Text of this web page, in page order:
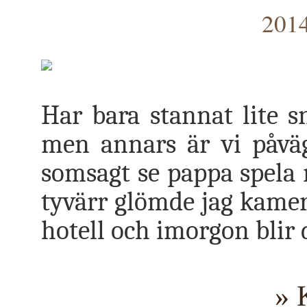
Har bara stannat lite
men annars är vi
somsagt se pappa
tyvärr glömde jag
hotell och imorgon blir
»